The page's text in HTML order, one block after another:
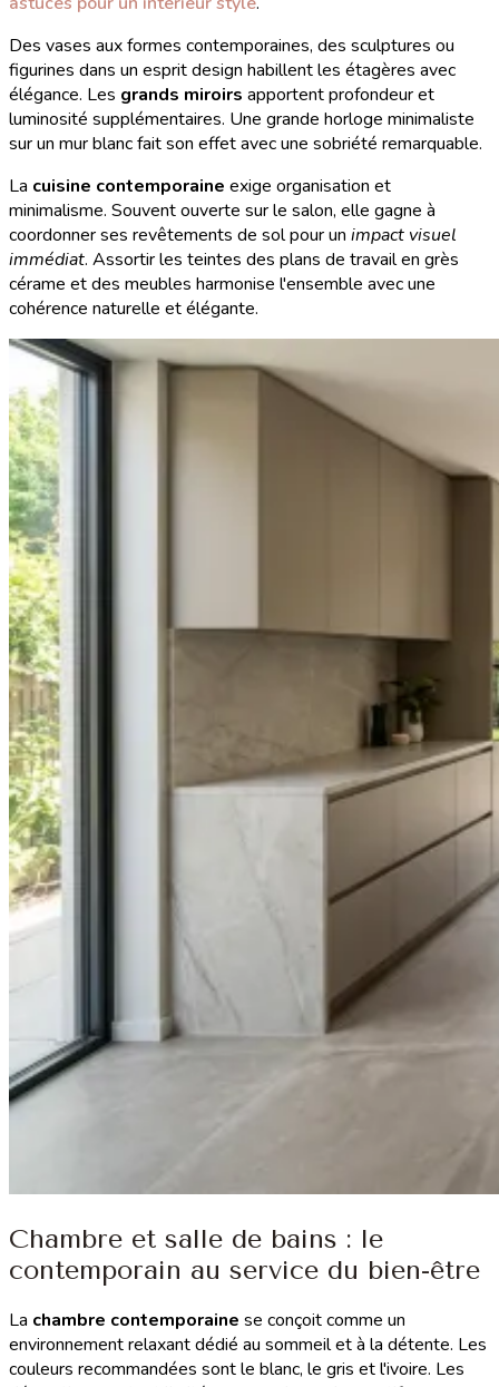
Des vases aux formes contemporaines, des sculptures ou
figurines dans un esprit design habillent les étagères avec
élégance. Les grands miroirs apportent profondeur et
luminosité supplémentaires. Une grande horloge minimaliste
sur un mur blanc fait son effet avec une sobriété remarquable.
La cuisine contemporaine exige organisation et
minimalisme. Souvent ouverte sur le salon, elle gagne à
coordonner ses revêtements de sol pour un impact visuel
immédiat. Assortir les teintes des plans de travail en grès
cérame et des meubles harmonise l'ensemble avec une
cohérence naturelle et élégante.
Chambre et salle de bains : le
contemporain au service du bien-être
La chambre contemporaine se conçoit comme un
environnement relaxant dédié au sommeil et à la détente. Les
couleurs recommandées sont le blanc, le gris et l'ivoire. Les